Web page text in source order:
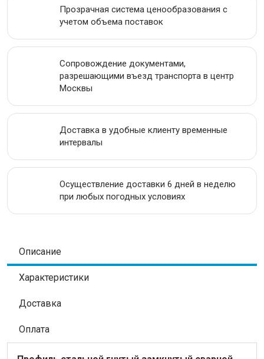
ПРОВОЛОКА
ЛЕНТА
Прозрачная система ценообразования с
учетом объема поставок
Сопровождение документами,
разрешающими въезд транспорта в центр
Москвы
Доставка в удобные клиенту временные
интервалы
Осуществление доставки 6 дней в неделю
при любых погодных условиях
Описание
Характеристики
Доставка
Оплата